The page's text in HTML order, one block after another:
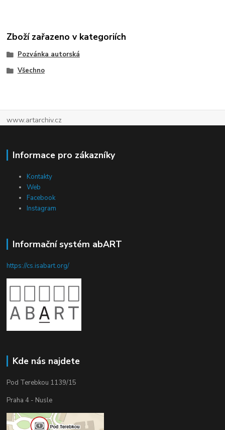
Zboží zařazeno v kategoriích
Pozvánka autorská
Všechno
www.artarchiv.cz
Informace pro zákazníky
Kontakty
Web
Facebook
Instagram
Informační systém abART
https://cs.isabart.org/
Kde nás najdete
Pod Terebkou 1139/15
Praha 4 - Nusle